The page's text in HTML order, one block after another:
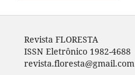
Revista FLORESTA
ISSN Eletrônico 1982-4688
revista.floresta@gmail.com